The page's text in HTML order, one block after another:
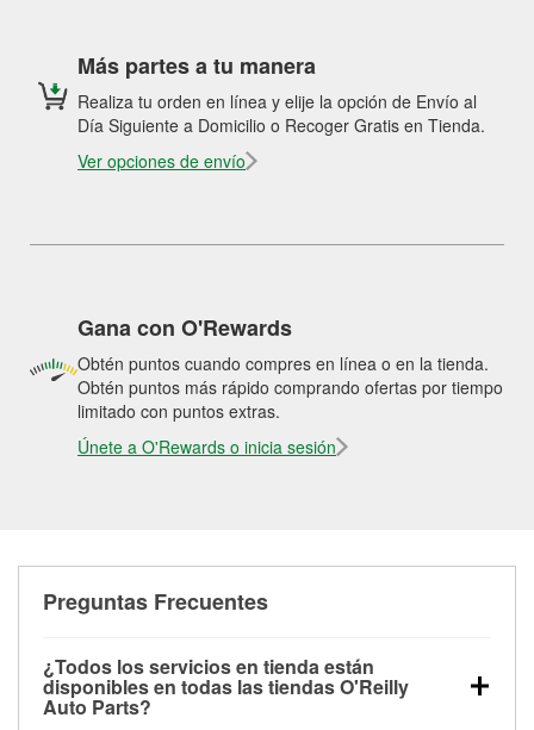
Más partes a tu manera
Realiza tu orden en línea y elije la opción de Envío al
Día Siguiente a Domicilio o Recoger Gratis en Tienda.
Ver opciones de envío
Gana con O'Rewards
Obtén puntos cuando compres en línea o en la tienda.
Obtén puntos más rápido comprando ofertas por tiempo
limitado con puntos extras.
Únete a O'Rewards o inicia sesión
Preguntas Frecuentes
¿Todos los servicios en tienda están
disponibles en todas las tiendas O'Reilly
Auto Parts?